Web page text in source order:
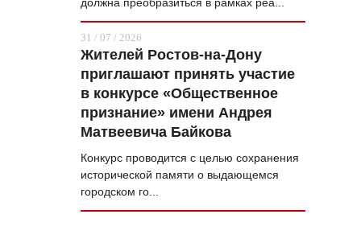
31 / 07 / 2026
Жителей Ростов-на-Дону
приглашают принять участие
в конкурсе «Общественное
признание» имени Андрея
Матвеевича Байкова
Конкурс проводится с целью сохранения
исторической памяти о выдающемся
городском го...